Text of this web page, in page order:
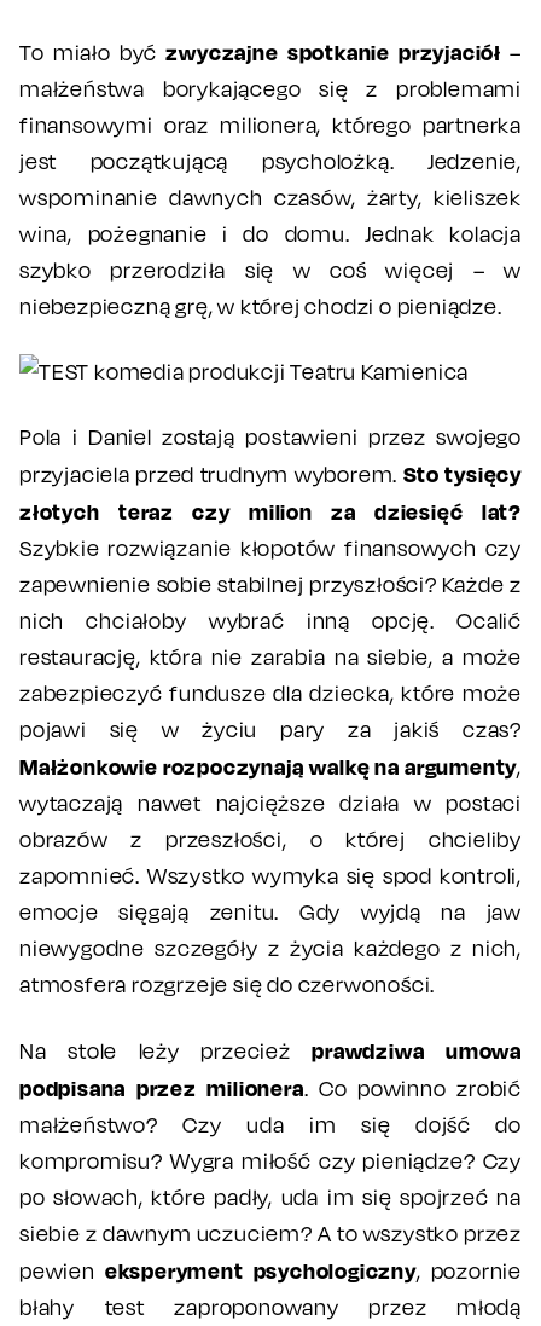
To miało byćzwyczajne spotkanie przyjaciół –
małżeństwa borykającego się z problemami
finansowymi oraz milionera, którego partnerka
jest początkującą psycholożką. Jedzenie,
wspominanie dawnych czasów, żarty, kieliszek
wina, pożegnanie i do domu. Jednak kolacja
szybko przerodziła się w coś więcej – w
niebezpieczną grę, w której chodzi o pieniądze.
Pola i Daniel zostają postawieni przez swojego
przyjaciela przed trudnym wyborem. Sto tysięcy
złotych teraz czy milion za dziesięć lat?
Szybkie rozwiązanie kłopotów finansowych czy
zapewnienie sobie stabilnej przyszłości? Każde z
nich chciałoby wybrać inną opcję. Ocalić
restaurację, która nie zarabia na siebie, a może
zabezpieczyć fundusze dla dziecka, które może
pojawi się w życiu pary za jakiś czas?
Małżonkowie rozpoczynają walkę na argumenty,
wytaczają nawet najcięższe działa w postaci
obrazów z przeszłości, o której chcieliby
zapomnieć. Wszystko wymyka się spod kontroli,
emocje sięgają zenitu. Gdy wyjdą na jaw
niewygodne szczegóły z życia każdego z nich,
atmosfera rozgrzeje się do czerwoności.
Na stole leży przecieżprawdziwa umowa
podpisana przez milionera. Co powinno zrobić
małżeństwo? Czy uda im się dojść do
kompromisu? Wygra miłość czy pieniądze? Czy
po słowach, które padły, uda im się spojrzeć na
siebie z dawnym uczuciem? A to wszystko przez
pewien eksperyment psychologiczny, pozornie
błahy test zaproponowany przez młodą